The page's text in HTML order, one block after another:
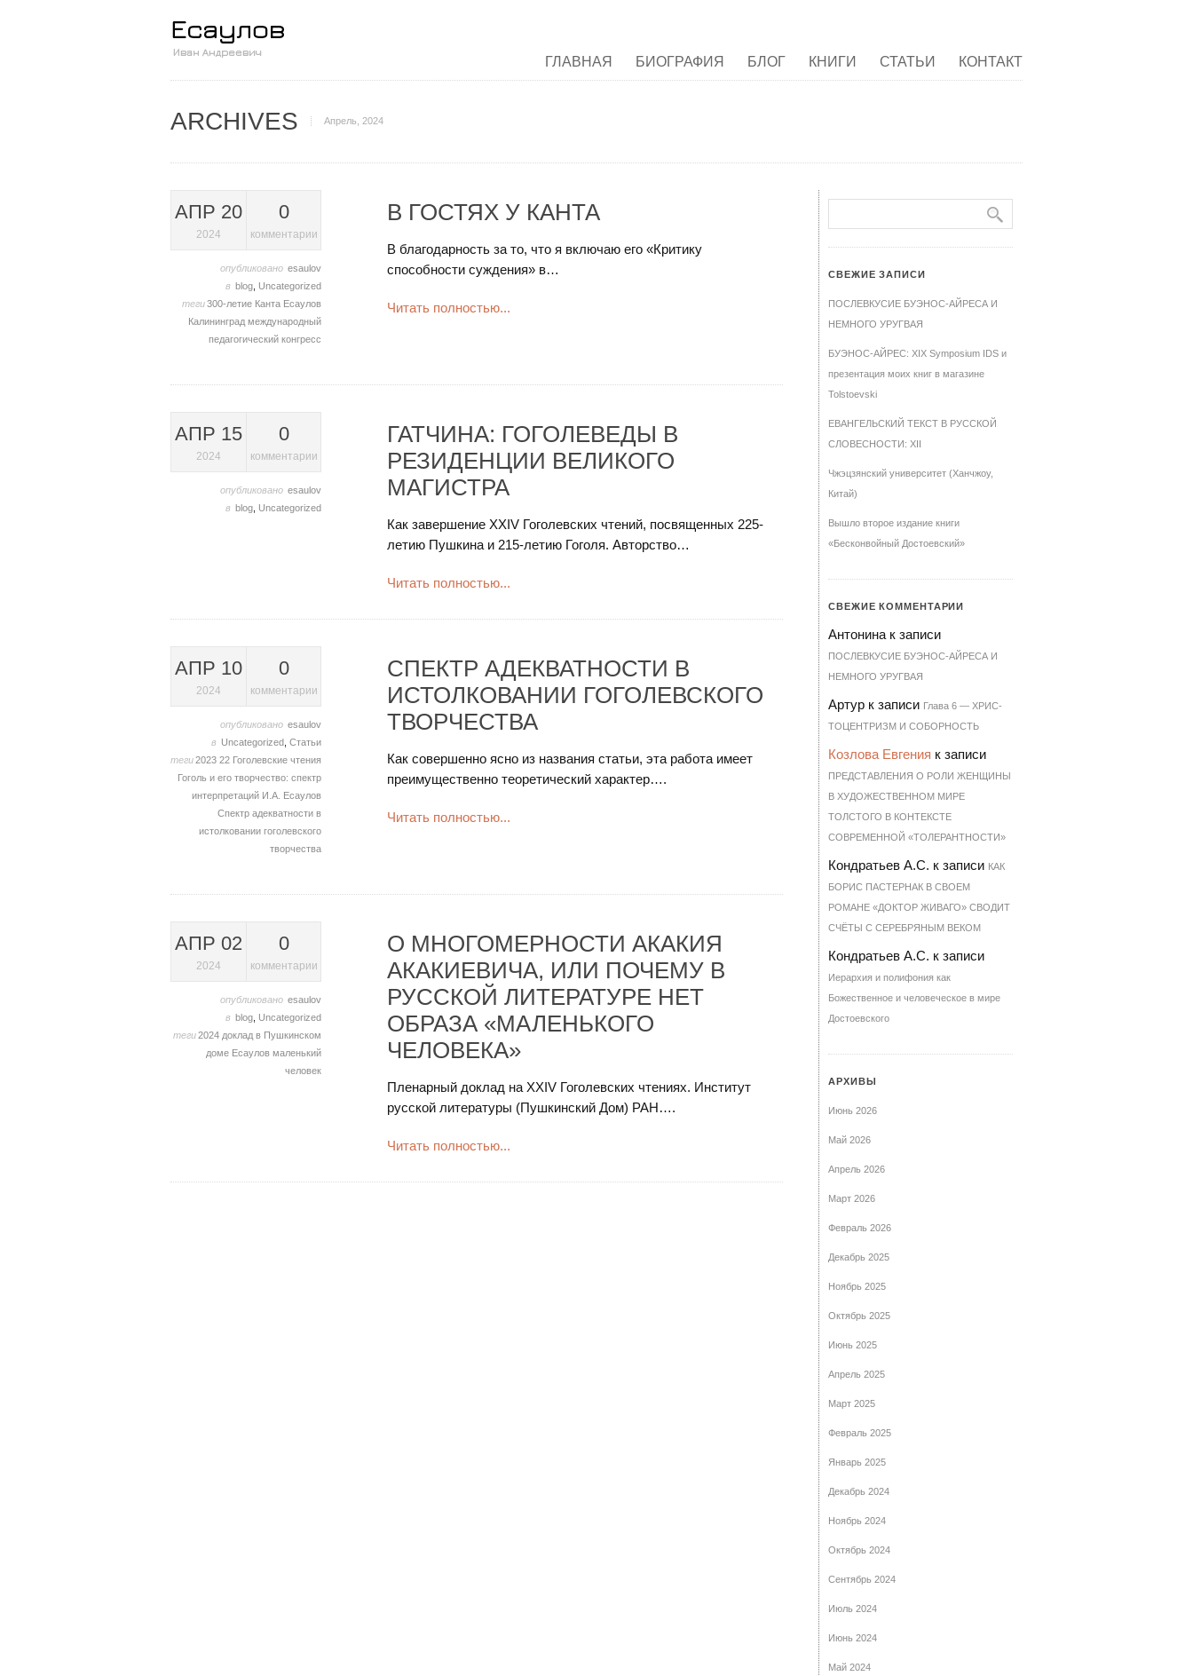
ГЛАВНАЯ БИОГРАФИЯ БЛОГ КНИГИ СТАТЬИ КОНТАКТ
ARCHIVES Апрель, 2024
АПР 20
2024
0
комментарии
опубликовано esaulov
в blog Uncategorized
теги300-летие Канта Есаулов
Калининград международный
педагогический конгресс
В ГОСТЯХ У КАНТА
В благодарность за то, что я включаю его «Критику
способности суждения» в…
Читать полностью...
АПР 15
2024
0
комментарии
опубликовано esaulov
в blog Uncategorized
ГАТЧИНА: ГОГОЛЕВЕДЫ В
РЕЗИДЕНЦИИ ВЕЛИКОГО
МАГИСТРА
Как завершение XXIV Гоголевских чтений, посвященных 225-
летию Пушкина и 215-летию Гоголя. Авторство…
Читать полностью...
АПР 10
2024
0
комментарии
опубликовано esaulov
в Uncategorized Статьи
теги2023 22 Гоголевские чтения
Гоголь и его творчество: спектр
интерпретаций И.А. Есаулов
Спектр адекватности в
истолковании гоголевского
творчества
СПЕКТР АДЕКВАТНОСТИ В
ИСТОЛКОВАНИИ ГОГОЛЕВСКОГО
ТВОРЧЕСТВА
Как совершенно ясно из названия статьи, эта работа имеет
преимущественно теоретический характер….
Читать полностью...
АПР 02
2024
0
комментарии
опубликовано esaulov
в blog Uncategorized
теги2024 доклад в Пушкинском
доме Есаулов маленький
человек
О МНОГОМЕРНОСТИ АКАКИЯ
АКАКИЕВИЧА, ИЛИ ПОЧЕМУ В
РУССКОЙ ЛИТЕРАТУРЕ НЕТ
ОБРАЗА «МАЛЕНЬКОГО
ЧЕЛОВЕКА»
Пленарный доклад на XXIV Гоголевских чтениях. Институт
русской литературы (Пушкинский Дом) РАН….
Читать полностью...
СВЕЖИЕ ЗАПИСИ
ПОСЛЕВКУСИЕ БУЭНОС-АЙРЕСА И
НЕМНОГО УРУГВАЯ
БУЭНОС-АЙРЕС: XIX Symposium IDS и
презентация моих книг в магазине
Tolstoevski
ЕВАНГЕЛЬСКИЙ ТЕКСТ В РУССКОЙ
СЛОВЕСНОСТИ: XII
Чжэцзянский университет (Ханчжоу,
Китай)
Вышло второе издание книги
«Бесконвойный Достоевский»
СВЕЖИЕ КОММЕНТАРИИ
Антонина к записи
ПОСЛЕВКУСИЕ БУЭНОС-АЙРЕСА И
НЕМНОГО УРУГВАЯ
Артур к записи Гла­ва 6 — ХРИ­С­
ТО­ЦЕН­Т­РИЗМ И СО­БОР­НОСТЬ
Козлова Евгения к записи
ПРЕДСТАВЛЕНИЯ О РОЛИ ЖЕНЩИНЫ
В ХУДОЖЕСТВЕННОМ МИРЕ
ТОЛСТОГО В КОНТЕКСТЕ
СОВРЕМЕННОЙ «ТОЛЕРАНТНОСТИ»
Кондратьев А.С. к записи КАК
БОРИС ПАСТЕРНАК В СВОЕМ
РОМАНЕ «ДОКТОР ЖИВАГО» СВОДИТ
СЧЁТЫ С СЕРЕБРЯНЫМ ВЕКОМ
Кондратьев А.С. к записи
Иерархия и полифония как
Божественное и человеческое в мире
Достоевского
АРХИВЫ
Июнь 2026
Май 2026
Апрель 2026
Март 2026
Февраль 2026
Декабрь 2025
Ноябрь 2025
Октябрь 2025
Июнь 2025
Апрель 2025
Март 2025
Февраль 2025
Январь 2025
Декабрь 2024
Ноябрь 2024
Октябрь 2024
Сентябрь 2024
Июль 2024
Июнь 2024
Май 2024